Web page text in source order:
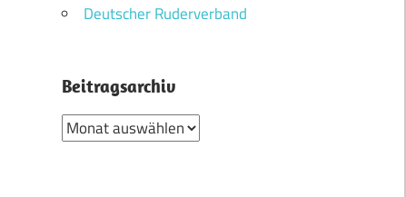
Deutscher Ruderverband
Beitragsarchiv
Beitragsarchiv